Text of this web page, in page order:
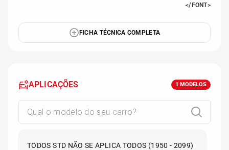
</FONT>
FICHA TÉCNICA COMPLETA
APLICAÇÕES 1 MODELOS
TODOS STD NÃO SE APLICA TODOS (1950 - 2099)